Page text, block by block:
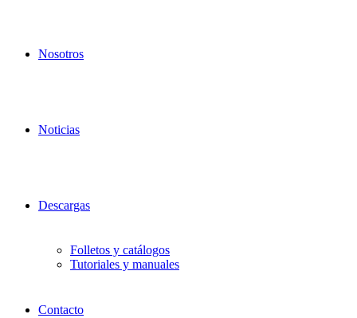
Nosotros
Noticias
Descargas
Folletos y catálogos
Tutoriales y manuales
Contacto